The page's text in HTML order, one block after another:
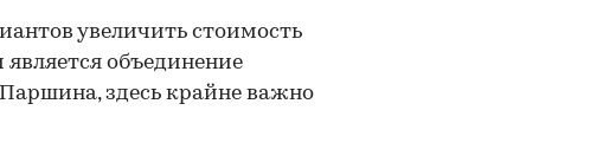
увеличить стоимость
объединение
здесь крайне важно